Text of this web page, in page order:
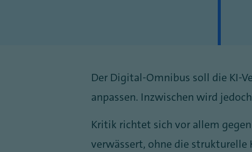
Der Digital-Omnibus soll die KI-
anpassen. Inzwischen wird
Kritik richtet sich vor allem
verwässert, ohne die strukturelle